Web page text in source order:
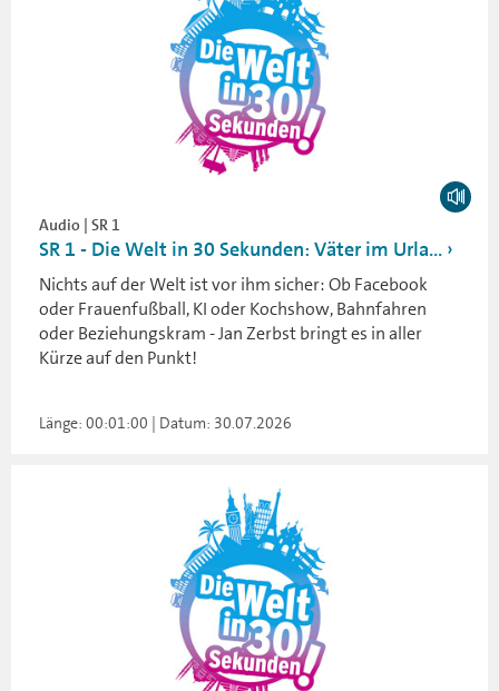
Audio | SR 1
SR 1 - Die Welt in 30 Sekunden: Väter im Urla...
Nichts auf der Welt ist vor ihm sicher: Ob Facebook
oder Frauenfußball, KI oder Kochshow, Bahnfahren
oder Beziehungskram - Jan Zerbst bringt es in aller
Kürze auf den Punkt!
Länge: 00:01:00 | Datum: 30.07.2026